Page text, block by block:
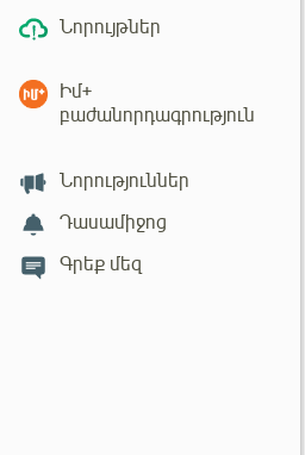
Նորույթներ
Իմ+
բաժանորդագրություն
Նորություններ
Դասամիջոց
Գրեք մեզ